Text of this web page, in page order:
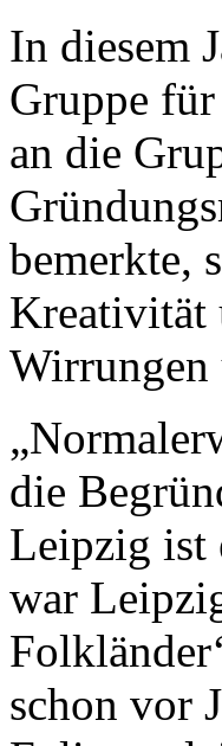
In diesem
Gruppe
an die
bemerkte,
Kreativität
Wirrungen
die
Leipzig ist
war
schon vor